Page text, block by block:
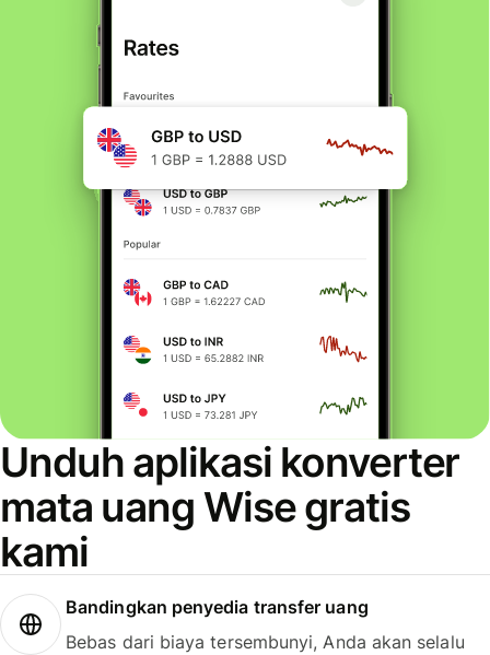
Unduh aplikasi konverter
mata uang Wise gratis
kami
Bandingkan penyedia transfer uang
Bebas dari biaya tersembunyi, Anda akan selalu